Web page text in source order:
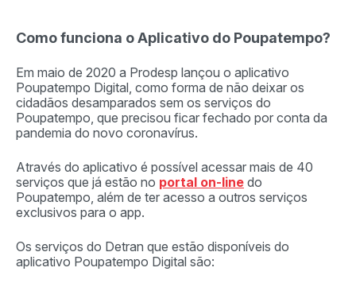
Como funciona o Aplicativo do Poupatempo?
Em maio de 2020 a Prodesp lançou o aplicativo
Poupatempo Digital, como forma de não deixar os
cidadãos desamparados sem os serviços do
Poupatempo, que precisou ficar fechado por conta da
pandemia do novo coronavírus.
Através do aplicativo é possível acessar mais de 40
serviços que já estão no portal on-line do
Poupatempo, além de ter acesso a outros serviços
exclusivos para o app.
Os serviços do Detran que estão disponíveis do
aplicativo Poupatempo Digital são: